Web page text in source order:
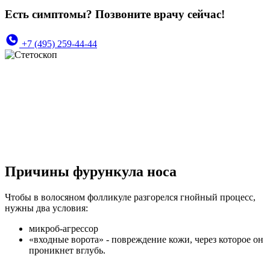
Есть симптомы? Позвоните врачу сейчас!
+7 (495) 259-44-44
Причины фурункула носа
Чтобы в волосяном фолликуле разгорелся гнойный процесс,
нужны два условия:
микроб-агрессор
«входные ворота» - повреждение кожи, через которое он
проникнет вглубь.